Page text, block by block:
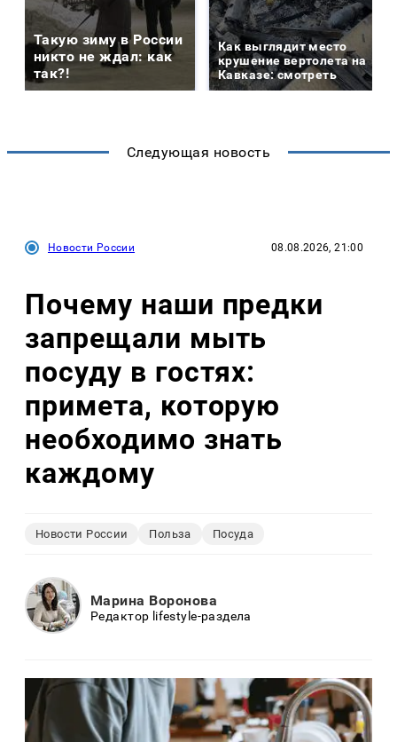
Такую зиму в России
никто не ждал: как
так?!
Как выглядит место
крушение вертолета на
Кавказе: смотреть
Следующая новость
Новости России 08.08.2026, 21:00
Почему наши предки
запрещали мыть
посуду в гостях:
примета, которую
необходимо знать
каждому
Новости России Польза Посуда
Марина Воронова
Редактор lifestyle-раздела